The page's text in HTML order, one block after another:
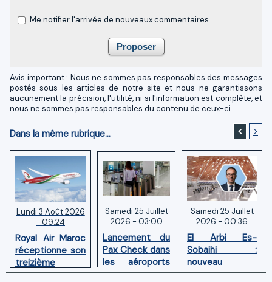
Me notifier l'arrivée de nouveaux commentaires
Avis important : Nous ne sommes pas responsables des messages
postés sous les articles de notre site et nous ne garantissons
aucunement la précision, l'utilité, ni si l'information est complète, et
nous ne sommes pas responsables du contenu de ceux-ci.
Dans la même rubrique... < >
Lundi 3 Août 2026
- 09:24
Royal Air Maroc
réceptionne son
treizième
Boeing 787
Samedi 25 Juillet
2026 - 03:00
Lancement du
Pax Check dans
les aéroports
du Maroc
Samedi 25 Juillet
2026 - 00:36
El Arbi Es-
Sobaihi :
nouveau
directeur à la